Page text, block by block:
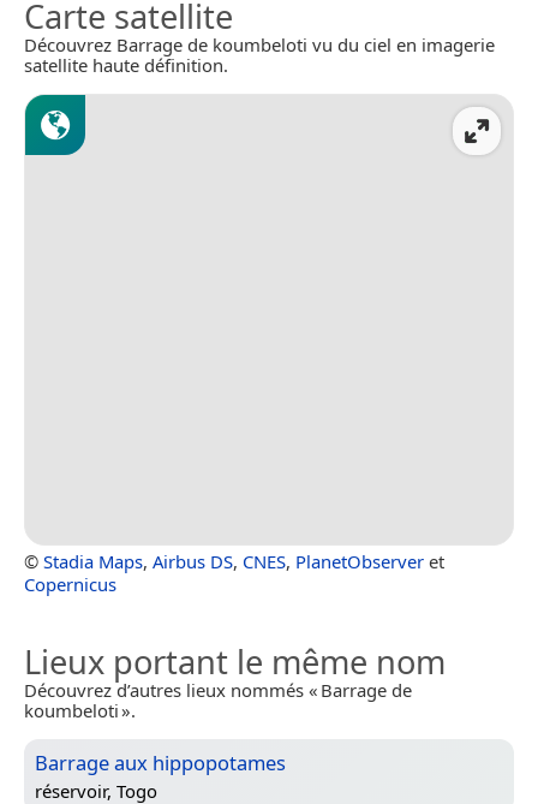
Carte satellite
Découvrez Barrage de koumbeloti vu du ciel en imagerie
satellite haute définition.
© Stadia Maps, Airbus DS, CNES, PlanetObserver et
Copernicus
Lieux portant le même nom
Découvrez d’autres lieux nommés « Barrage de
koumbeloti ».
Barrage aux hippopotames
réservoir, Togo